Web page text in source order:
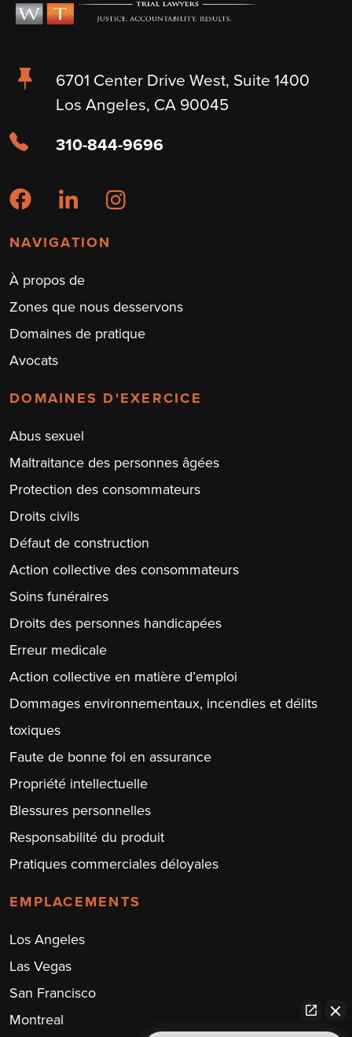
6701 Center Drive West, Suite 1400
Los Angeles, CA 90045
310-844-9696
NAVIGATION
À propos de
Zones que nous desservons
Domaines de pratique
Avocats
DOMAINES D'EXERCICE
Abus sexuel
Maltraitance des personnes âgées
Protection des consommateurs
Droits civils
Défaut de construction
Action collective des consommateurs
Soins funéraires
Droits des personnes handicapées
Erreur medicale
Action collective en matière d’emploi
Dommages environnementaux, incendies et délits
toxiques
Faute de bonne foi en assurance
Propriété intellectuelle
Blessures personnelles
Responsabilité du produit
Pratiques commerciales déloyales
EMPLACEMENTS
Los Angeles
Las Vegas
San Francisco
Montreal